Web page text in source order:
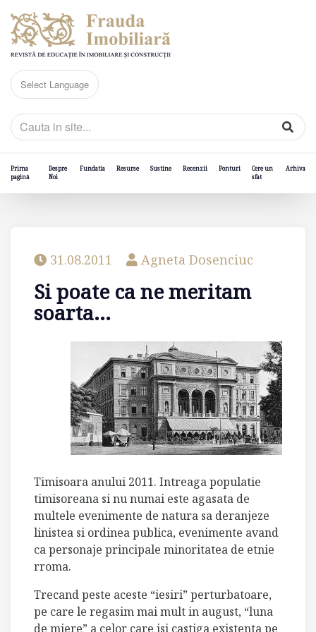
Prima
pagină
Despre
Noi
Fundatia Resurse Sustine Recenzii Ponturi
Cere un
sfat
Arhiva
31.08.2011 Agneta Dosenciuc
Si poate ca ne meritam
soarta...
Timisoara anului 2011. Intreaga populatie
timisoreana si nu numai este agasata de
multele evenimente de natura sa deranjeze
linistea si ordinea publica, evenimente avand
ca personaje principale minoritatea de etnie
rroma.
Trecand peste aceste “iesiri” perturbatoare,
pe care le regasim mai mult in august, “luna
de miere” a celor care isi castiga existenta pe